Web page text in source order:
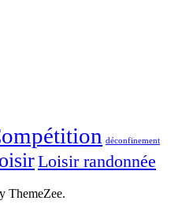
déconfinement
Loisir randonnée
ThemeZee.